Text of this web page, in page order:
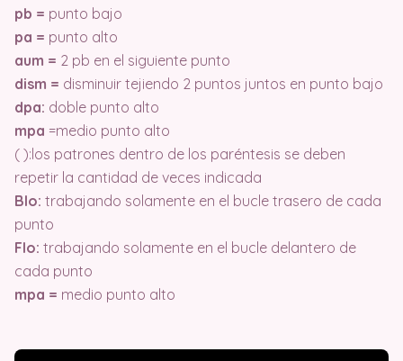
pb = punto bajo
pa = punto alto
aum = 2 pb en el siguiente punto
dism = disminuir tejiendo 2 puntos juntos en punto bajo
dpa: doble punto alto
mpa =medio punto alto
( ):los patrones dentro de los paréntesis se deben
repetir la cantidad de veces indicada
Blo: trabajando solamente en el bucle trasero de cada
punto
Flo: trabajando solamente en el bucle delantero de
cada punto
mpa = medio punto alto